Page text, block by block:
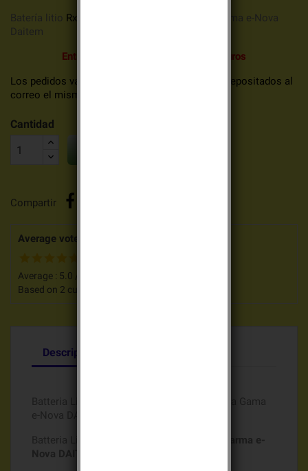
Batería litio Rxu02X
para alarma e-Nova
Daitem
Entrega gratuita por encima de 69 euros
Los pedidos validados antes de las 14h00 son depositados al
correo el mismo día.
Cantidad
Compartir
Average votes for this product
Average : 5.0
Based on 2 customers advices.
Descripción
Batteria Litio Rxu02X 3v 2,4Ah de origen para Gama
e-Nova DAITEM
Batteria Litio Batli26 3v 2,4Ah para gama
Alarma e-
Nova DAITEM